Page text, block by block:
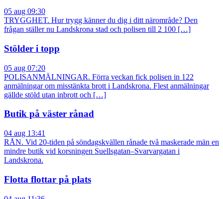
05 aug 09:30
TRYGGHET. Hur trygg känner du dig i ditt närområde? Den
frågan ställer nu Landskrona stad och polisen till 2 100 […]
Stölder i topp
05 aug 07:20
POLISANMÄLNINGAR. Förra veckan fick polisen in 122
anmälningar om misstänkta brott i Landskrona. Flest anmälningar
gällde stöld utan inbrott och […]
Butik på väster rånad
04 aug 13:41
RÅN. Vid 20-tiden på söndagskvällen rånade två maskerade män en
mindre butik vid korsningen Suellsgatan–Svarvargatan i
Landskrona.
Flotta flottar på plats